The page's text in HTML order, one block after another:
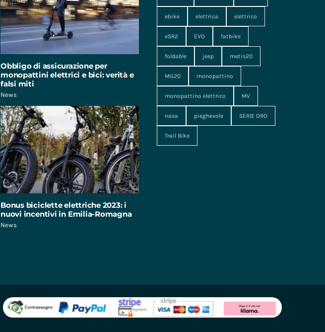
Obbligo di assicurazione per
monopattini elettrici e bici: verità e
falsi miti
News
Bonus biciclette elettriche 2023: i
nuovi incentivi in Emilia-Romagna
News
ebike elettrica elettrico
eSR2 EVO fatbike
foldable jeep metis20
MG20 monopattino
monopattino elettrico MV
nasa pieghevole SERIE ORO
Trail Bike